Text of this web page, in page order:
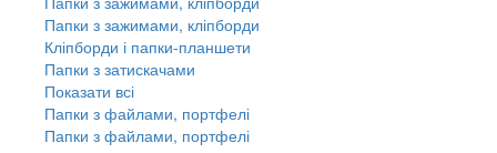
Папки з зажимами, кліпборди
Кліпборди і папки-планшети
Папки з затискачами
Показати всі
Папки з файлами, портфелі
Папки з файлами, портфелі